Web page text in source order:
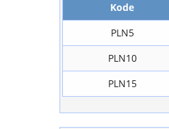
Kode
PLN5
PLN10
PLN15